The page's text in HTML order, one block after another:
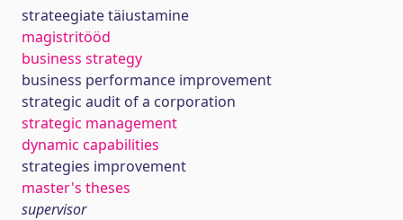
strateegiate täiustamine
magistritööd
business strategy
business performance improvement
strategic audit of a corporation
strategic management
dynamic capabilities
strategies improvement
master's theses
supervisor